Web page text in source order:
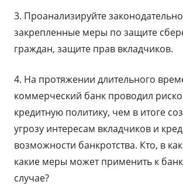
3. Проанализируйте законодательно
закрепленные меры по защите
граждан, защите прав вкладчиков.
4. На протяжении длительного
коммерческий банк проводил
кредитную политику, чем в итоге
угрозу интересам вкладчиков и
возможности банкротства. Кто, в
какие меры может применить к
случае?